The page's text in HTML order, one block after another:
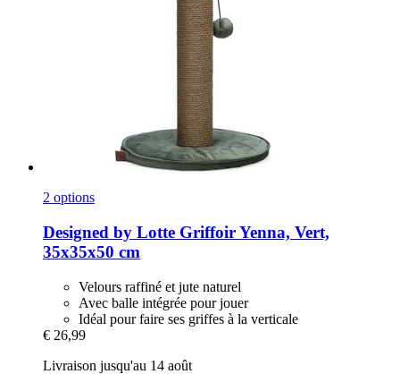
2 options
Designed by Lotte Griffoir Yenna, Vert,
35x35x50 cm
Velours raffiné et jute naturel
Avec balle intégrée pour jouer
Idéal pour faire ses griffes à la verticale
€ 26,99
Livraison jusqu'au 14 août